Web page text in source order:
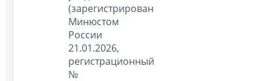
(зарегистрирован
Минюстом
России
21.01.2026,
регистрационный
№